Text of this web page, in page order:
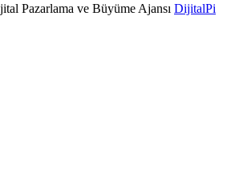
Pazarlama ve Büyüme Ajansı DijitalPi